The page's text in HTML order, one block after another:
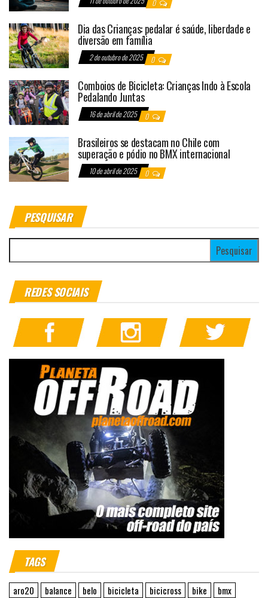
0
Dia das Crianças: pedalar é saúde, liberdade e
diversão em família
2 de outubro de 2025 0
Comboios de Bicicleta: Crianças Indo à Escola
Pedalando Juntas
16 de abril de 2025 0
Brasileiros se destacam no Chile com
superação e pódio no BMX internacional
10 de abril de 2025 0
PESQUISAR
REDES SOCIAIS
TAGS
aro20 balance belo bicicleta bicicross bike
bmx